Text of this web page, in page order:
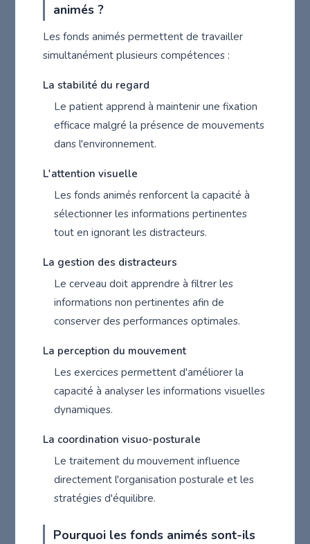
animés ?
Les fonds animés permettent de travailler
simultanément plusieurs compétences :
La stabilité du regard
Le patient apprend à maintenir une fixation
efficace malgré la présence de mouvements
dans l'environnement.
L'attention visuelle
Les fonds animés renforcent la capacité à
sélectionner les informations pertinentes
tout en ignorant les distracteurs.
La gestion des distracteurs
Le cerveau doit apprendre à filtrer les
informations non pertinentes afin de
conserver des performances optimales.
La perception du mouvement
Les exercices permettent d'améliorer la
capacité à analyser les informations visuelles
dynamiques.
La coordination visuo-posturale
Le traitement du mouvement influence
directement l'organisation posturale et les
stratégies d'équilibre.
Pourquoi les fonds animés sont-ils